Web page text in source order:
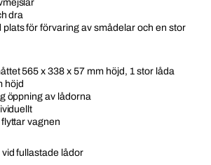
dra
för förvaring av smådelar och en stor
565 x 338 x 57 mm höjd, 1 stor låda
höjd
öppning av lådorna
vagnen
fullastade lådor